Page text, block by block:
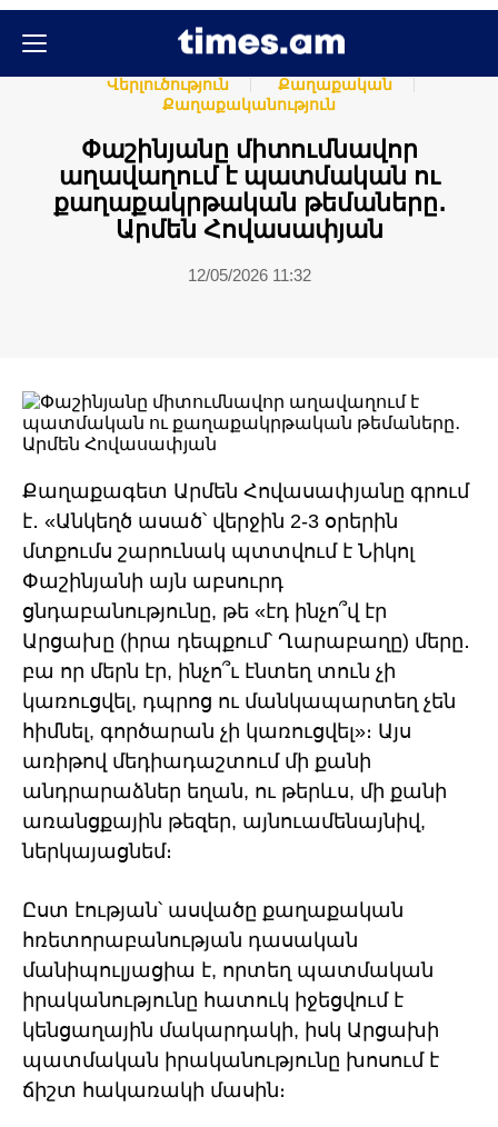
Վերլուծություն
Քաղաքական
Քաղաքականություն
Փաշինյանը միտումնավոր
աղավաղում է պատմական ու
քաղաքակրթական թեմաները․
Արմեն Հովասափյան
12/05/2026 11:32
Քաղաքագետ Արմեն Հովասափյանը գրում
է․ «Անկեղծ ասած՝ վերջին 2-3 օրերին
մտքումս շարունակ պտտվում է Նիկոլ
Փաշինյանի այն աբսուրդ
ցնդաբանությունը, թե «էդ ինչո՞վ էր
Արցախը (իրա դեպքում՝ Ղարաբաղը) մերը․
բա որ մերն էր, ինչո՞ւ էնտեղ տուն չի
կառուցվել, դպրոց ու մանկապարտեղ չեն
հիմնել, գործարան չի կառուցվել»։ Այս
առիթով մեդիադաշտում մի քանի
անդրարաձներ եղան, ու թերևս, մի քանի
առանցքային թեզեր, այնուամենայնիվ,
ներկայացնեմ։
Ըստ էության՝ ասվածը քաղաքական
հռետորաբանության դասական
մանիպուլյացիա է, որտեղ պատմական
իրականությունը հատուկ իջեցվում է
կենցաղային մակարդակի, իսկ Արցախի
պատմական իրականությունը խոսում է
ճիշտ հակառակի մասին։